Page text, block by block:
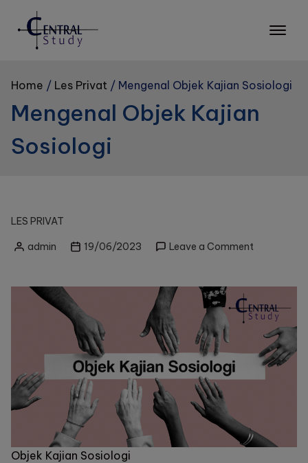
Home Les Privat Mengenal Objek Kajian Sosiologi
Mengenal Objek Kajian
Sosiologi
LES PRIVAT
Postedadmin 19/06/2023 Leave a Comment
Kajian
Sosiologi
Objek Kajian Sosiologi